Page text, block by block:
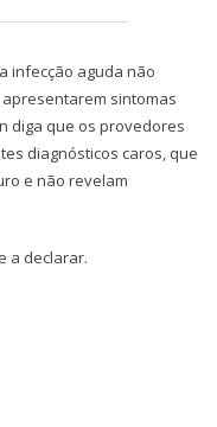
infecção aguda não
sintomas
diga que os provedores
diagnósticos caros, que
e não revelam
a declarar.